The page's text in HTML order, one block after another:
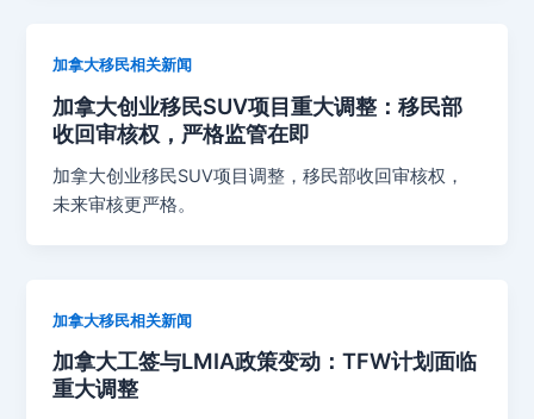
加拿大移民相关新闻
加拿大创业移民SUV项目重大调整：移民部
收回审核权，严格监管在即
加拿大创业移民SUV项目调整，移民部收回审核权，
未来审核更严格。
加拿大移民相关新闻
加拿大工签与LMIA政策变动：TFW计划面临
重大调整